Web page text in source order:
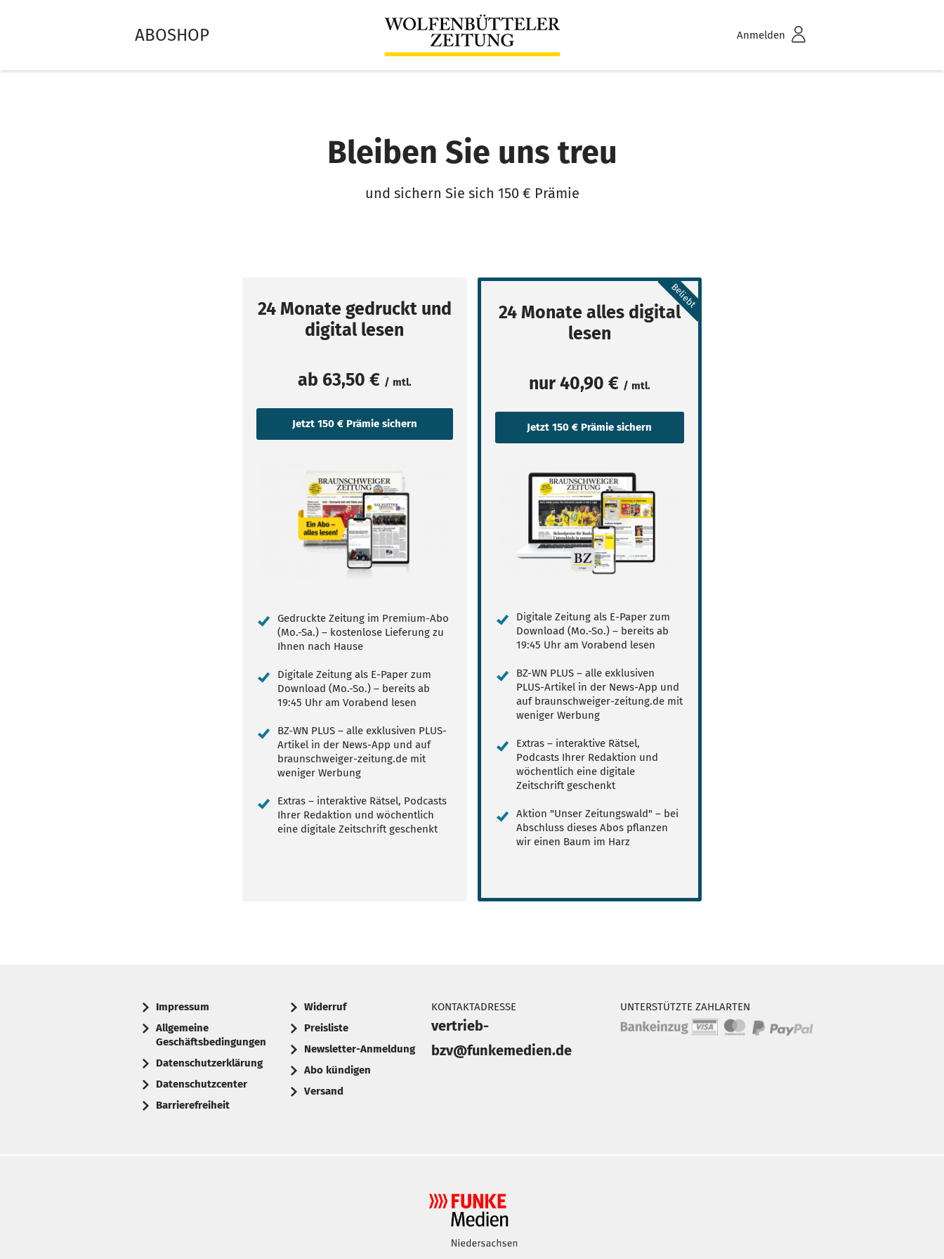
ABOSHOP Anmelden
Bleiben Sie uns treu
und sichern Sie sich 150 € Prämie
24 Monate gedruckt und
digital lesen
ab 63,50 € / mtl.
Gedruckte Zeitung im Premium-Abo
(Mo.-Sa.) – kostenlose Lieferung zu
Ihnen nach Hause
Digitale Zeitung als E-Paper zum
Download (Mo.-So.) – bereits ab
19:45 Uhr am Vorabend lesen
BZ-WN PLUS – alle exklusiven PLUS-
Artikel in der News-App und auf
braunschweiger-zeitung.de mit
weniger Werbung
Extras – interaktive Rätsel, Podcasts
Ihrer Redaktion und wöchentlich
eine digitale Zeitschrift geschenkt
Beliebt
24 Monate alles digital
lesen
nur 40,90 € / mtl.
Digitale Zeitung als E-Paper zum
Download (Mo.-So.) – bereits ab
19:45 Uhr am Vorabend lesen
BZ-WN PLUS – alle exklusiven
PLUS-Artikel in der News-App und
auf braunschweiger-zeitung.de mit
weniger Werbung
Extras – interaktive Rätsel,
Podcasts Ihrer Redaktion und
wöchentlich eine digitale
Zeitschrift geschenkt
Aktion "Unser Zeitungswald" – bei
Abschluss dieses Abos pflanzen
wir einen Baum im Harz
Impressum
Allgemeine
Geschäftsbedingungen
Datenschutzerklärung
Datenschutzcenter
Barrierefreiheit
Widerruf
Preisliste
Newsletter-Anmeldung
Abo kündigen
Versand
KONTAKTADRESSE
vertrieb-
bzv@funkemedien.de
UNTERSTÜTZTE ZAHLARTEN